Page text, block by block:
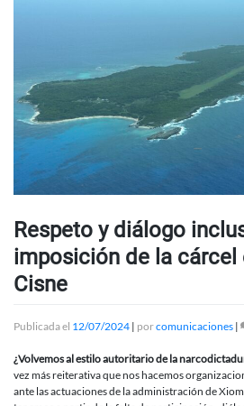
Respeto y diálogo
imposición de la cárcel
Cisne
Publicada el 12/07/2024 | porcomunicaciones |
¿Volvemos al estilo autoritario de la
vez más reiterativa que nos hacemos
ante las actuaciones de la administración de